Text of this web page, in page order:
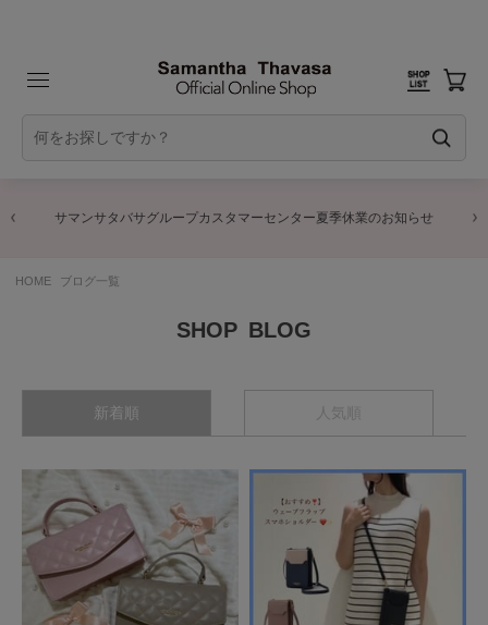
サマンサタバサグループカスタマーセンター夏季休業のお知らせ
HOME ブログ一覧
BLOG
新着順 人気順